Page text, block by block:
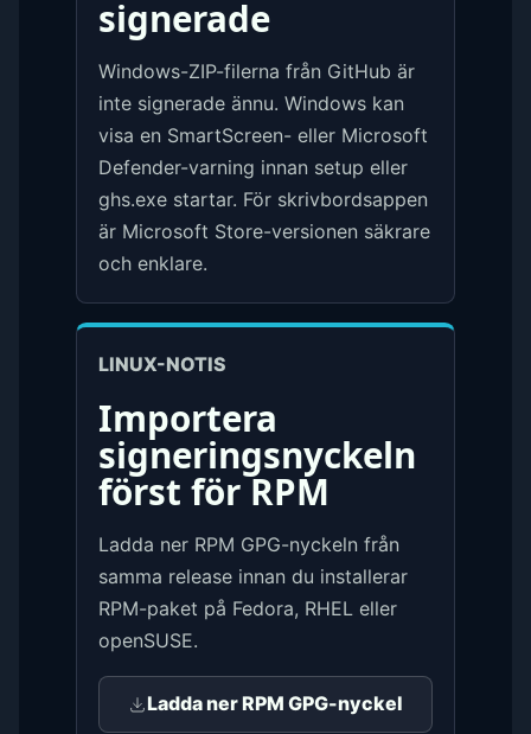
signerade
Windows-ZIP-filerna från GitHub är
inte signerade ännu. Windows kan
visa en SmartScreen- eller Microsoft
Defender-varning innan setup eller
ghs.exe startar. För skrivbordsappen
är Microsoft Store-versionen säkrare
och enklare.
LINUX-NOTIS
Importera
signeringsnyckeln
först för RPM
Ladda ner RPM GPG-nyckeln från
samma release innan du installerar
RPM-paket på Fedora, RHEL eller
openSUSE.
Ladda ner RPM GPG-nyckel